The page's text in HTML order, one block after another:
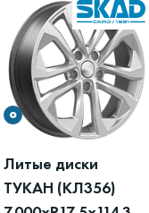
Литые диски
ТУКАН (КЛ356)